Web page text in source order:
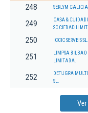
248 SERLYM GALICIA
249
CASA &
SOCIEDAD
250 ICCIC SERVEIS SL.
251
LIMPSA BILBAO
LIMITADA.
252
DETUGRA
SL.